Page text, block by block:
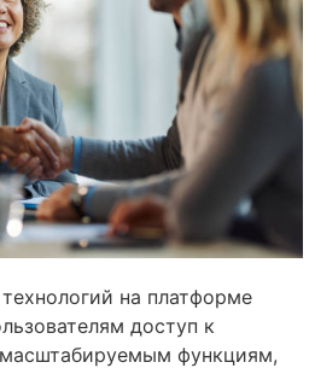
на платформе
доступ к
функциям,